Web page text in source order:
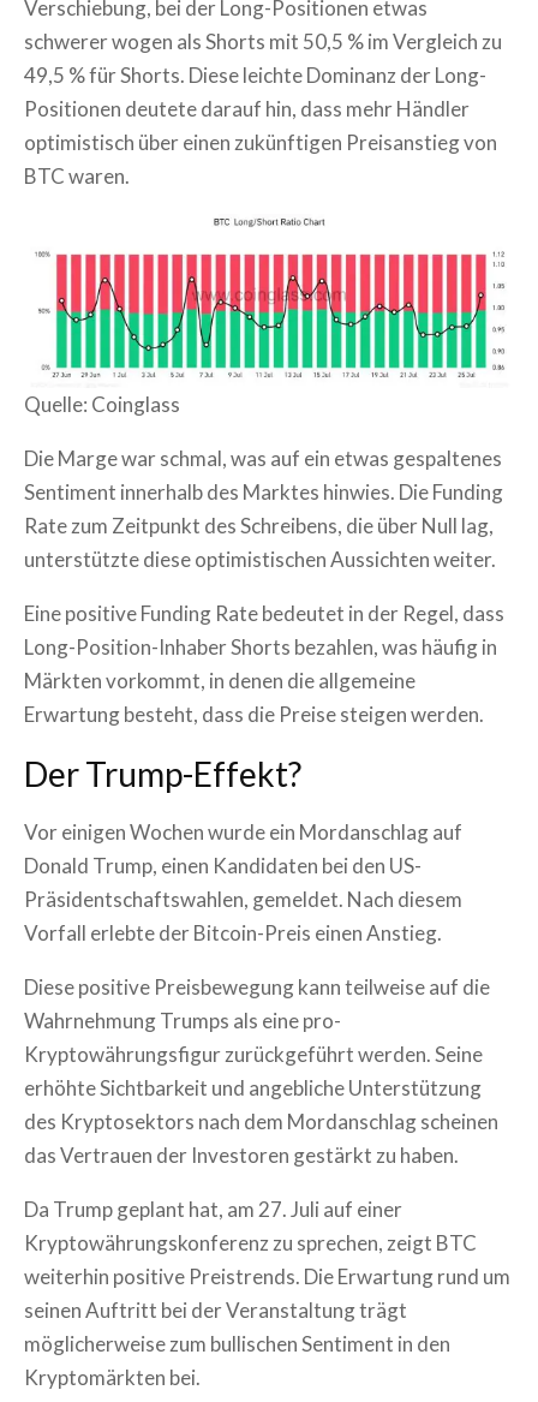
Verschiebung, bei der Long-Positionen etwas
schwerer wogen als Shorts mit 50,5 % im Vergleich zu
49,5 % für Shorts. Diese leichte Dominanz der Long-
Positionen deutete darauf hin, dass mehr Händler
optimistisch über einen zukünftigen Preisanstieg von
BTC waren.
Quelle: Coinglass
Die Marge war schmal, was auf ein etwas gespaltenes
Sentiment innerhalb des Marktes hinwies. Die Funding
Rate zum Zeitpunkt des Schreibens, die über Null lag,
unterstützte diese optimistischen Aussichten weiter.
Eine positive Funding Rate bedeutet in der Regel, dass
Long-Position-Inhaber Shorts bezahlen, was häufig in
Märkten vorkommt, in denen die allgemeine
Erwartung besteht, dass die Preise steigen werden.
Der Trump-Effekt?
Vor einigen Wochen wurde ein Mordanschlag auf
Donald Trump, einen Kandidaten bei den US-
Präsidentschaftswahlen, gemeldet. Nach diesem
Vorfall erlebte der Bitcoin-Preis einen Anstieg.
Diese positive Preisbewegung kann teilweise auf die
Wahrnehmung Trumps als eine pro-
Kryptowährungsfigur zurückgeführt werden. Seine
erhöhte Sichtbarkeit und angebliche Unterstützung
des Kryptosektors nach dem Mordanschlag scheinen
das Vertrauen der Investoren gestärkt zu haben.
Da Trump geplant hat, am 27. Juli auf einer
Kryptowährungskonferenz zu sprechen, zeigt BTC
weiterhin positive Preistrends. Die Erwartung rund um
seinen Auftritt bei der Veranstaltung trägt
möglicherweise zum bullischen Sentiment in den
Kryptomärkten bei.